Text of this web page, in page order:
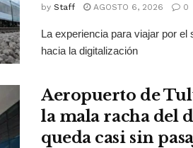
by Staff AGOSTO 6, 2026 0
La experiencia para viajar por
hacia la digitalización
Aeropuerto de
la mala racha del
queda casi sin